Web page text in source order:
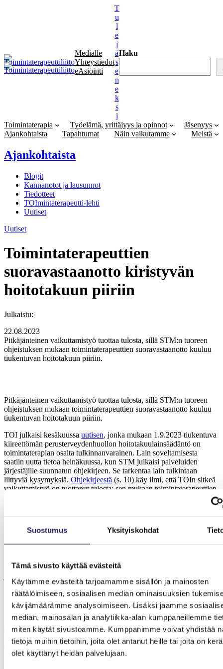
Suostumus Yksityiskohdat
Tämä sivusto käyttää evästeitä
Käytämme evästeitä tarjoamamme sisällön ja mainosten
räätälöimiseen, sosiaalisen median ominaisuuksien
kävijämäärämme analysoimiseen. Lisäksi jaamme
median, mainosalan ja analytiikka-alan kumppaneillemme
miten käytät sivustoamme. Kumppanimme voivat yhdistää
tietoja muihin tietoihin, joita olet antanut heille tai joita on
olet käyttänyt heidän palvelujaan.
Medialle
Yhteystiedot
eAsiointi
T
u
l
e
j
ä
s
e
n
e
k
s
i
Haku
Toimintaterapia Työelämä, yrittäjyys ja opinnot
Jäsenyys
Ajankohtaista
Tapahtumat Näin vaikutamme Meistä
Ajankohtaista
Blogit
Kannanotot ja lausunnot
Tiedotteet
TOImintaterapeutti-lehti
Uutiset
Uutiset
Toimintaterapeuttien
suoravastaanotto kiristyvän
hoitotakuun piiriin
Julkaistu:
22.08.2023
Pitkäjänteinen vaikuttamistyö tuottaa tulosta, sillä STM:n tuoreen
ohjeistuksen mukaan toimintaterapeuttien suoravastaanotto kuuluu
tiukentuvan hoitotakuun piiriin.
Pitkäjänteinen vaikuttamistyö tuottaa tulosta, sillä STM:n tuoreen
ohjeistuksen mukaan toimintaterapeuttien suoravastaanotto kuuluu
tiukentuvan hoitotakuun piiriin.
TOI julkaisi kesäkuussa uutisen, jonka mukaan 1.9.2023 tiukentuva
kiireettömän perusterveydenhuollon hoitotakuulainsäädäntö on
toimintaterapian osalta tulkinnanvarainen. Lain soveltamisesta
saatiin uutta tietoa heinäkuussa, kun STM julkaisi palveluiden
järjestäjille suunnatun ohjekirjeen. Se tarkentaa lain tulkintaan
liittyviä kysymyksiä. Ohjekirjeestä (s. 10) käy ilmi, että TOIn sitkeä
vaikuttamistyö on tuottanut tulosta: sen mukaan toimintaterapeuttien
suoravastaanotto kuuluu tiukentuvan 14 vuorokauden hoitotakuun
kuntoutuksessa käytössä olevat matalan kynnyksen lähetteettömät
Lue lisää aiheesta TOIn puheenjohtajan Kirsi Wikmanin 21.8.
Jaa artikkeli
Share on Facebook
Share on LinkedIn
Email this Page